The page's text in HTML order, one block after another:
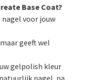
Base Coat?
voor jouw
geeft wel
gelpolish kleur
nagel, na